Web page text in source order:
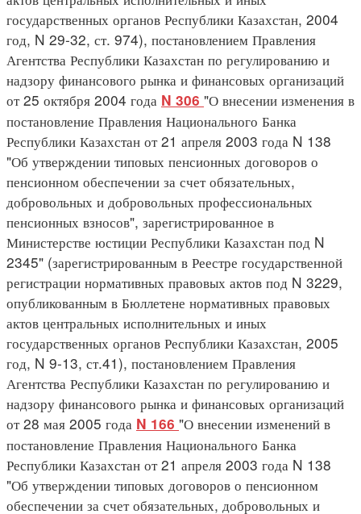
государственных органов Республики Казахстан, 2004
год, N 29-32, ст. 974), постановлением Правления
Агентства Республики Казахстан по регулированию и
надзору финансового рынка и финансовых организаций
от 25 октября 2004 года N 306 "О внесении изменения в
постановление Правления Национального Банка
Республики Казахстан от 21 апреля 2003 года N 138
"Об утверждении типовых пенсионных договоров о
пенсионном обеспечении за счет обязательных,
добровольных и добровольных профессиональных
пенсионных взносов", зарегистрированное в
Министерстве юстиции Республики Казахстан под N
2345" (зарегистрированным в Реестре государственной
регистрации нормативных правовых актов под N 3229,
опубликованным в Бюллетене нормативных правовых
актов центральных исполнительных и иных
государственных органов Республики Казахстан, 2005
год, N 9-13, ст.41), постановлением Правления
Агентства Республики Казахстан по регулированию и
надзору финансового рынка и финансовых организаций
от 28 мая 2005 года N 166 "О внесении изменений в
постановление Правления Национального Банка
Республики Казахстан от 21 апреля 2003 года N 138
"Об утверждении типовых договоров о пенсионном
обеспечении за счет обязательных, добровольных и